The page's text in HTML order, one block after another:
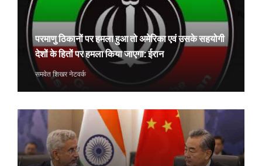
परमाणु ठिकानों पर हमला हुआ तो अमेरिका एवं उसके सहयोगी
देशों के हितों पर हमला किया जाएगा: ईरान
समवेत शिखर नेटवर्क